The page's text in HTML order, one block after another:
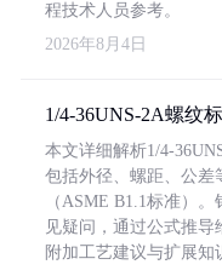
程技术人员参考。
2026年8月4日
1/4-36UNS-2A螺纹
本文详细解析1/4-
包括外径、螺距、公差
（ASME B1.1标准）
见疑问，通过公式推
附加工艺建议与扩展知